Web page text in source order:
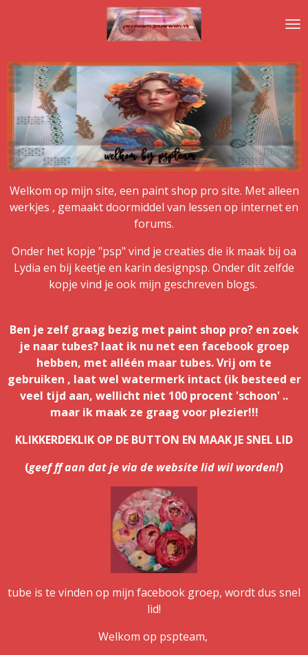
de
hoofdinhoud
Welkom op mijn site, een paint shop pro site. Met alleen
werkjes , gemaakt doormiddel van lessen op internet en
forums.
Onder het kopje "psp" vind je creaties die ik maak bij oa
Lydia en bij keetje en karin designpsp. Onder dit zelfde
kopje vind je ook mijn geschreven blogs.
Ben je zelf graag bezig met paint shop pro? en zoek
je naar tubes? laat ik nu net een facebook groep
hebben, met alléén maar tubes. Vrij om te
gebruiken , laat wel watermerk intact (ik besteed er
veel tijd aan, wellicht niet 100 procent 'schoon' ..
maar ik maak ze graag voor plezier!!!
KLIKKERDEKLIK OP DE BUTTON EN MAAK JE SNEL LID
(geef ff aan dat je via de website lid wil worden!)
tube is te vinden op mijn facebook groep, wordt dus snel
lid!
Welkom op pspteam,